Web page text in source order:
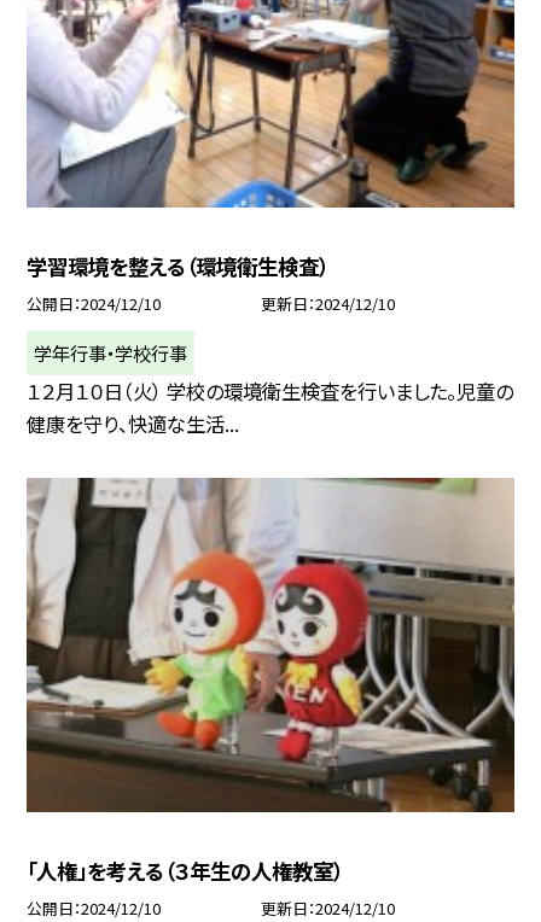
学習環境を整える（環境衛生検査）
公開日 2024/12/10 更新日 2024/12/10
学年行事・学校行事
１２月１０日（火） 学校の環境衛生検査を行いました。児童の
健康を守り、快適な生活...
「人権」を考える（３年生の人権教室）
公開日 2024/12/10 更新日 2024/12/10